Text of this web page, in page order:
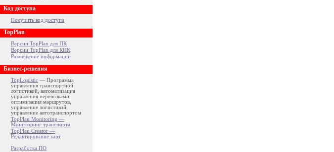
Код доступа
Получить код доступа
TopPlan
Версии TopPlan для ПК
Версии TopPlan для КПК
Размещение информации
Бизнес-решения
TopLogistic — Программа
управления транспортной
логистикой, автоматизация
управления перевозками,
оптимизация маршрутов,
управление логистикой,
управление автотранспортом
TopPlan Monitoring —
Мониторинг транспорта
TopPlan Creator —
Редактирование карт
Разработка ПО